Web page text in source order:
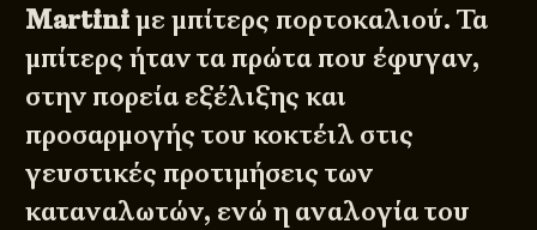
Martiniμε μπίτερς πορτοκαλιού. Τα
μπίτερς ήταν τα πρώτα που έφυγαν,
στην πορεία εξέλιξης και
προσαρμογής του κοκτέιλ στις
γευστικές προτιμήσεις των
καταναλωτών, ενώ η αναλογία του